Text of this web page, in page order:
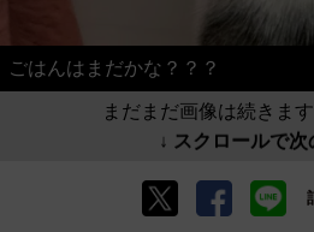
ごはんはまだかな？？？
まだまだ画像は続きま
↓ スクロールで次